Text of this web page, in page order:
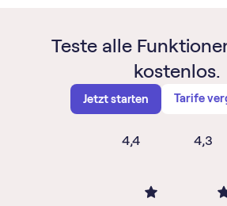
Teste alle
kostenlos.
Jetzt starten Tarife
4,4 4,3